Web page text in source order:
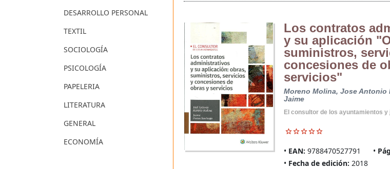
DESARROLLO PERSONAL
TEXTIL
SOCIOLOGÍA
PSICOLOGÍA
PAPELERIA
LITERATURA
GENERAL
ECONOMÍA
Los contratos
y su aplicación
suministros,
concesiones de
servicios"
Moreno Molina, Jose Antonio
Jaime
El consultor de los ayuntamientos y
EAN: 9788470527791
Fecha de edición: 2018